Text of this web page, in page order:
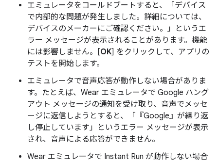
エミュレータをコールドブートすると、「デバイス
で内部的な問題が発生しました。詳細については、
デバイスのメーカーにご確認ください。」というエ
ラー メッセージが表示されることがあります。機能
には影響しません。[OK] をクリックして、アプリの
テストを開始します。
エミュレータで音声応答が動作しない場合がありま
す。たとえば、Wear エミュレータで Google ハング
アウト メッセージの通知を受け取り、音声でメッセ
ージに返信しようとすると、「『Google』が繰り返
し停止しています」というエラー メッセージが表示
され、音声による応答ができません。
Wear エミュレータで Instant Run が動作しない場合